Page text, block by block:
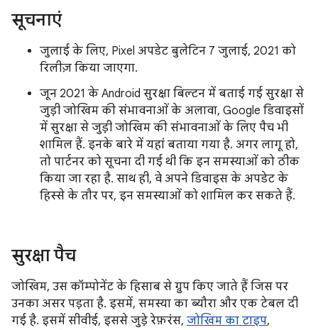
सूचनाएं
जुलाई के लिए, Pixel अपडेट बुलेटिन 7 जुलाई, 2021 को
रिलीज़ किया जाएगा.
जून 2021 के Android सुरक्षा बिल्टन में बताई गई सुरक्षा से
जुड़ी जोखिम की संभावनाओं के अलावा, Google डिवाइसों
में सुरक्षा से जुड़ी जोखिम की संभावनाओं के लिए पैच भी
शामिल हैं. इनके बारे में यहां बताया गया है. अगर लागू हो,
तो पार्टनर को सूचना दी गई थी कि इन समस्याओं को ठीक
किया जा रहा है. साथ ही, वे अपने डिवाइस के अपडेट के
हिस्से के तौर पर, इन समस्याओं को शामिल कर सकते हैं.
सुरक्षा पैच
जोखिम, उस कॉम्पोनेंट के हिसाब से ग्रुप किए जाते हैं जिस पर
उनका असर पड़ता है. इसमें, समस्या का ब्यौरा और एक टेबल दी
गई है. इसमें सीवीई, इससे जुड़े रेफ़रंस, जोखिम का टाइप,